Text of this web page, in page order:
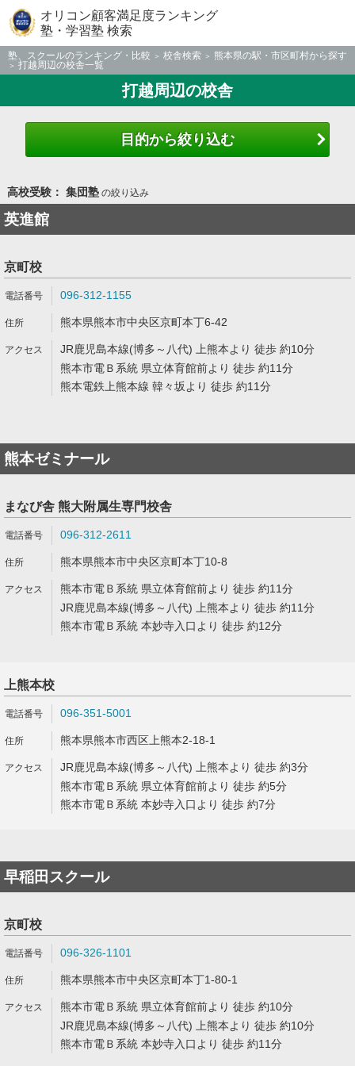
オリコン顧客満足度ランキング
塾・学習塾 検索
塾、スクールのランキング・比較 校舎検索
熊本県の駅・市区町村から探す
打越周辺の校舎一覧
打越周辺の校舎
目的から絞り込む
高校受験： 集団塾の絞り込み
英進館
京町校
096-312-1155
熊本県熊本市中央区京町本丁6-42
JR鹿児島本線(博多～八代) 上熊本より 徒歩 約10分
熊本市電Ｂ系統 県立体育館前より 徒歩 約11分
熊本電鉄上熊本線 韓々坂より 徒歩 約11分
熊本ゼミナール
まなび舎 熊大附属生専門校舎
096-312-2611
熊本県熊本市中央区京町本丁10-8
熊本市電Ｂ系統 県立体育館前より 徒歩 約11分
JR鹿児島本線(博多～八代) 上熊本より 徒歩 約11分
熊本市電Ｂ系統 本妙寺入口より 徒歩 約12分
上熊本校
096-351-5001
熊本県熊本市西区上熊本2-18-1
JR鹿児島本線(博多～八代) 上熊本より 徒歩 約3分
熊本市電Ｂ系統 県立体育館前より 徒歩 約5分
熊本市電Ｂ系統 本妙寺入口より 徒歩 約7分
早稲田スクール
京町校
096-326-1101
熊本県熊本市中央区京町本丁1-80-1
熊本市電Ｂ系統 県立体育館前より 徒歩 約10分
JR鹿児島本線(博多～八代) 上熊本より 徒歩 約10分
熊本市電Ｂ系統 本妙寺入口より 徒歩 約11分